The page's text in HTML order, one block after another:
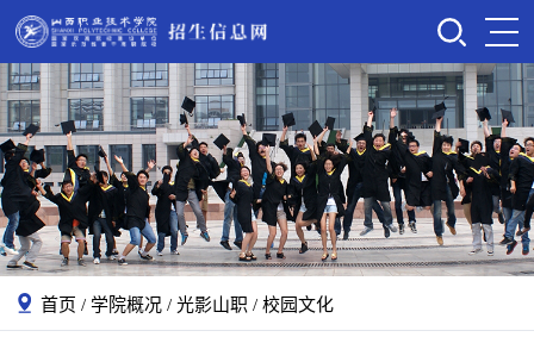
首页 / 学院概况 / 光影山职 / 校园文化